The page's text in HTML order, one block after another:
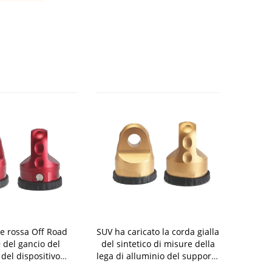
rossa Off Road
gancio del
dispositivo
SUV ha caricato la corda gialla
del sintetico di misure della
lega di alluminio del supporto